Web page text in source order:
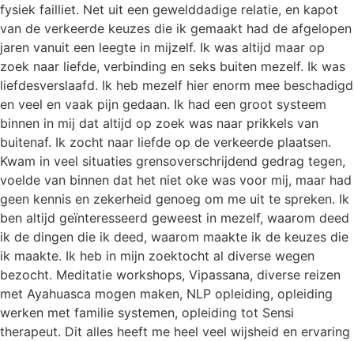
fysiek failliet. Net uit een gewelddadige relatie, en kapot
van de verkeerde keuzes die ik gemaakt had de afgelopen
jaren vanuit een leegte in mijzelf. Ik was altijd maar op
zoek naar liefde, verbinding en seks buiten mezelf. Ik was
liefdesverslaafd. Ik heb mezelf hier enorm mee beschadigd
en veel en vaak pijn gedaan. Ik had een groot systeem
binnen in mij dat altijd op zoek was naar prikkels van
buitenaf. Ik zocht naar liefde op de verkeerde plaatsen.
Kwam in veel situaties grensoverschrijdend gedrag tegen,
voelde van binnen dat het niet oke was voor mij, maar had
geen kennis en zekerheid genoeg om me uit te spreken. Ik
ben altijd geïnteresseerd geweest in mezelf, waarom deed
ik de dingen die ik deed, waarom maakte ik de keuzes die
ik maakte. Ik heb in mijn zoektocht al diverse wegen
bezocht. Meditatie workshops, Vipassana, diverse reizen
met Ayahuasca mogen maken, NLP opleiding, opleiding
werken met familie systemen, opleiding tot Sensi
therapeut. Dit alles heeft me heel veel wijsheid en ervaring